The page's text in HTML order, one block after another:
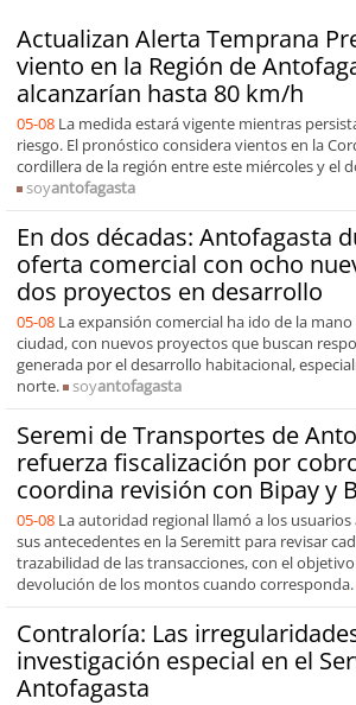
Actualizan Alerta Temprana
viento en la Región de
alcanzarían hasta 80 km/h
05-08 La medida estará vigente mientras
riesgo. El pronóstico considera vientos en la
cordillera de la región entre este miércoles y el
soyantofagasta
En dos décadas: Antofagasta
oferta comercial con ocho
dos proyectos en desarrollo
05-08 La expansión comercial ha ido de la
ciudad, con nuevos proyectos que buscan
generada por el desarrollo habitacional,
norte.
soyantofagasta
Seremi de Transportes de
refuerza fiscalización por
coordina revisión con Bipay y
05-08 La autoridad regional llamó a los
sus antecedentes en la Seremitt para revisar
trazabilidad de las transacciones, con el
devolución de los montos cuando corresponda.
Contraloría: Las
investigación especial en el
Antofagasta